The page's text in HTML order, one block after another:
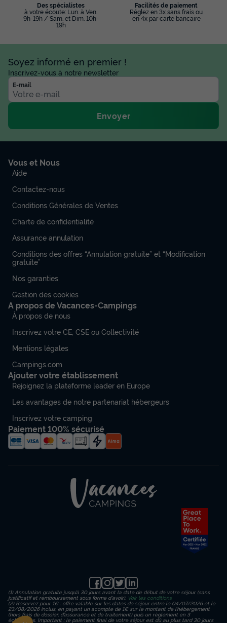
MOBILHOME 6 personnes - Mobil-home
Surface
30m²
Adultes
6
Chambres
3 1
Climatisation
du30/08/2026
Meilleur prix pour 7 nuits
Modifier les dates
MOBILHOME 8 personnes - Loisir+ 8
personnes 3 chambres 30m²
Surface
30m²
Adultes
8
Chambres
3
Voir le plan 2D Climatisation
Cafetière
Réfrigérateur Salon de jardin
30/08/2026 au06/09/2026
-10%
d'économie
Des spécialistes
à votre écoute: Lun. à Ven.
9h-19h / Sam. et Dim. 10h-
19h
Facilités de paiement
Réglez en 3x sans frais ou
en 4x par carte bancaire
Soyez informé en premier !
Inscrivez-vous à notre newsletter
E-mail
Envoyer
Vous et Nous
Aide
Contactez-nous
Conditions Générales de Ventes
Charte de confidentialité
Assurance annulation
Conditions des offres “Annulation gratuite” et “Modification
gratuite”
Nos garanties
Gestion des cookies
A propos de Vacances-Campings
À propos de nous
Inscrivez votre CE, CSE ou Collectivité
Mentions légales
Campings.com
Ajouter votre établissement
Rejoignez la plateforme leader en Europe
Les avantages de notre partenariat hébergeurs
Inscrivez votre camping
Paiement 100% sécurisé
(1) Annulation gratuite jusqu’à 30 jours avant la date de début de votre séjour (sans
justificatif et remboursement sous forme d'avoir). Voir les conditions
(2) Réservez pour 1€ : offre valable sur les dates de séjour entre le 04/07/2026 et le
23/08/2026 inclus, en payant un acompte de 1€ sur le montant de l’hébergement
(hors frais de dossier, d’assurance et de traitement) puis un règlement en 3
échéances. Important : le paiement final de votre séjour est dû au plus tard 30 jours